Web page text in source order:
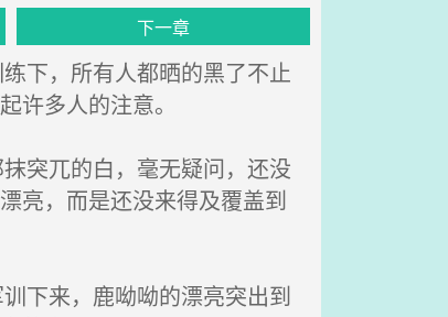
下一章
下，所有人都晒的黑了不止
许多人的注意。
突兀的白，毫无疑问，还没
亮，而是还没来得及覆盖到
下来，鹿呦呦的漂亮突出到